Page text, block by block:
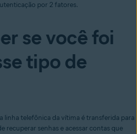
por 2 fatores.
se você foi
tipo de
linha telefônica da vítima é transferida para
recuperar senhas e acessar contas que